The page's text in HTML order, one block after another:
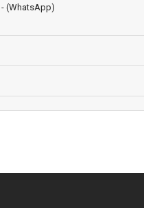
(WhatsApp)